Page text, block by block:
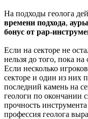
На подходы геолога
времени подхода,
бонус от рар-
Если на секторе не
нельзя до того, пока
Если несколько
секторе и один из них
последний камень на
геологи по окончании
прочность
профессия геолога